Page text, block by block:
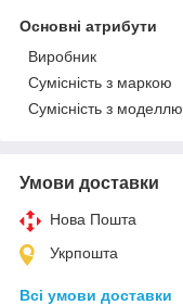
Основні атрибути
Виробник
Сумісність з маркою
Сумісність з моделлю
Умови доставки
Нова Пошта
Укрпошта
Всі умови доставки